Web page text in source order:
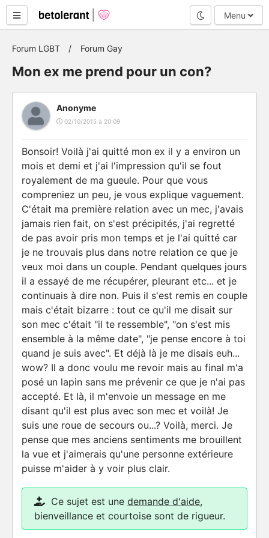
Mode nuit
Menu
Forum LGBT Forum Gay
Mon ex me prend pour un con?
Anonyme
02/10/2015 à 20:09
Bonsoir! Voilà j'ai quitté mon ex il y a environ un
mois et demi et j'ai l'impression qu'il se fout
royalement de ma gueule. Pour que vous
compreniez un peu, je vous explique vaguement.
C'était ma première relation avec un mec, j'avais
jamais rien fait, on s'est précipités, j'ai regretté
de pas avoir pris mon temps et je l'ai quitté car
je ne trouvais plus dans notre relation ce que je
veux moi dans un couple. Pendant quelques jours
il a essayé de me récupérer, pleurant etc... et je
continuais à dire non. Puis il s'est remis en couple
mais c'était bizarre : tout ce qu'il me disait sur
son mec c'était "il te ressemble", "on s'est mis
ensemble à la même date", "je pense encore à toi
quand je suis avec". Et déjà là je me disais euh...
wow? Il a donc voulu me revoir mais au final m'a
posé un lapin sans me prévenir ce que je n'ai pas
accepté. Et là, il m'envoie un message en me
disant qu'il est plus avec son mec et voilà! Je
suis une roue de secours ou...? Voilà, merci. Je
pense que mes anciens sentiments me brouillent
la vue et j'aimerais qu'une personne extérieure
puisse m'aider à y voir plus clair.
Ce sujet est une demande d'aide,
bienveillance et courtoise sont de rigueur.